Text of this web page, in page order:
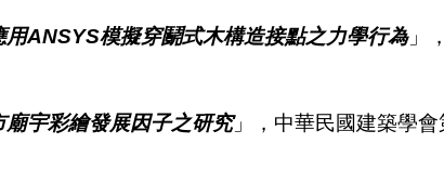
用ANSYS模擬穿鬬式木構造接點之力學行為」
廟宇彩繪發展因子之研究」，中華民國建築學